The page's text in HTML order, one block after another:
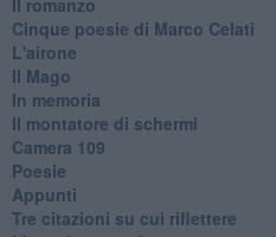
Cinque poesie di Marco Celati
L'airone
Il Mago
In memoria
Il montatore di schermi
Camera 109
Poesie
Appunti
Tre citazioni su cui riflettere